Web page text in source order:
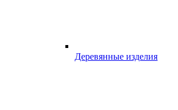
Деревянные изделия